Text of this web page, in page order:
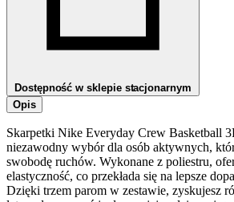
Dostępność w sklepie stacjonarnym
Opis
Skarpetki Nike Everyday Crew Basketball
niezawodny wybór dla osób aktywnych,
swobodę ruchów. Wykonane z poliestru,
elastyczność, co przekłada się na lepsze
Dzięki trzem parom w zestawie, zyskujesz